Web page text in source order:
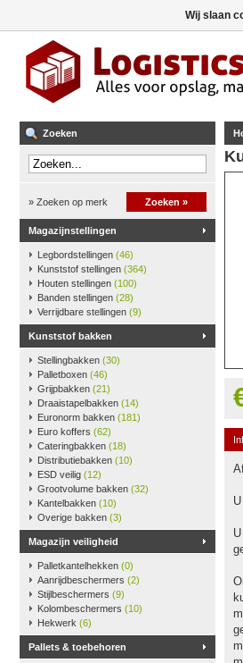
Zoeken
» Zoeken op merk Zoeken »
Magazijnstellingen
Legbordstellingen (46)
Kunststof stellingen (364)
Houten stellingen (100)
Banden stellingen (28)
Verrijdbare stellingen (9)
Kunststof bakken
Stellingbakken (30)
Palletboxen (46)
Grijpbakken (21)
Draaistapelbakken (14)
Euronorm bakken (181)
Euro koffers (62)
Cateringbakken (18)
Distributiebakken (10)
ESD veilig (12)
Grootvolume bakken (32)
Kantelbakken (10)
Overige bakken (3)
Magazijn veiligheid
Palletkantelhekken (0)
Aanrijdbeschermers (2)
Stijlbeschermers (9)
Kolombeschermers (10)
Hekwerk (6)
Pallets & toebehoren
Wij slaan